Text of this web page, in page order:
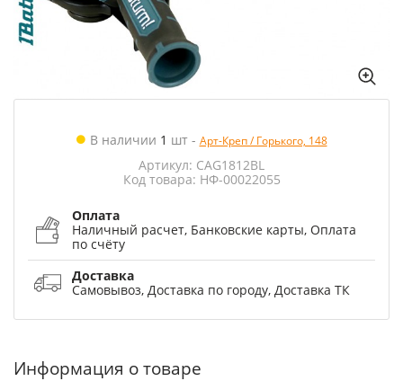
В наличии 1 шт- Арт-Креп / Горького, 148
Артикул: CAG1812BL
Код товара: НФ-00022055
Оплата
Наличный расчет, Банковские карты, Оплата
по счёту
Доставка
Самовывоз, Доставка по городу, Доставка ТК
Информация о товаре